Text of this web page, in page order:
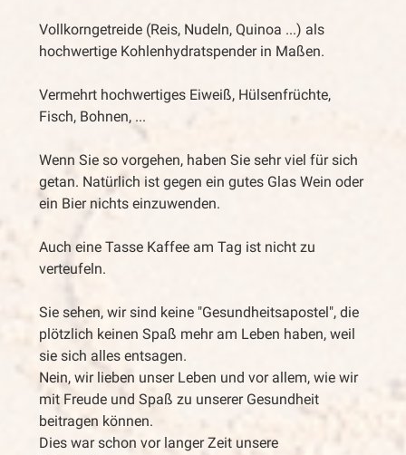
Vollkorngetreide (Reis, Nudeln, Quinoa ...) als
hochwertige Kohlenhydratspender in Maßen.
Vermehrt hochwertiges Eiweiß, Hülsenfrüchte,
Fisch, Bohnen, ...
Wenn Sie so vorgehen, haben Sie sehr viel für sich
getan. Natürlich ist gegen ein gutes Glas Wein oder
ein Bier nichts einzuwenden.
Auch eine Tasse Kaffee am Tag ist nicht zu
verteufeln.
Sie sehen, wir sind keine "Gesundheitsapostel", die
plötzlich keinen Spaß mehr am Leben haben, weil
sie sich alles entsagen.
Nein, wir lieben unser Leben und vor allem, wie wir
mit Freude und Spaß zu unserer Gesundheit
beitragen können.
Dies war schon vor langer Zeit unsere